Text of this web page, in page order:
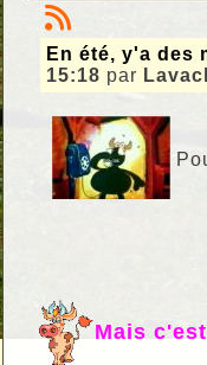
En été, y'a des
15:18 par
Mais